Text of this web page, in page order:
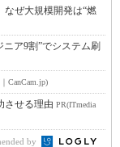
なぜ大規模開発は“燃
ア9割”でシステム刷
CanCam.jp)
させる理由 PR(ITmedia
by